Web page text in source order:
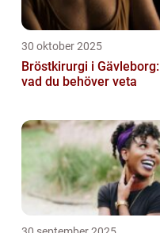
30 oktober 2025
Bröstkirurgi i Gävleborg:
vad du behöver veta